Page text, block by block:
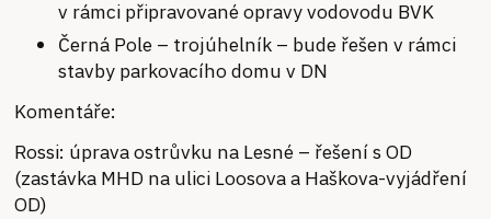
v rámci připravované opravy vodovodu BVK
Černá Pole – trojúhelník – bude řešen v rámci
stavby parkovacího domu v DN
Komentáře:
Rossi: úprava ostrůvku na Lesné – řešení s OD
(zastávka MHD na ulici Loosova a Haškova-vyjádření
OD)